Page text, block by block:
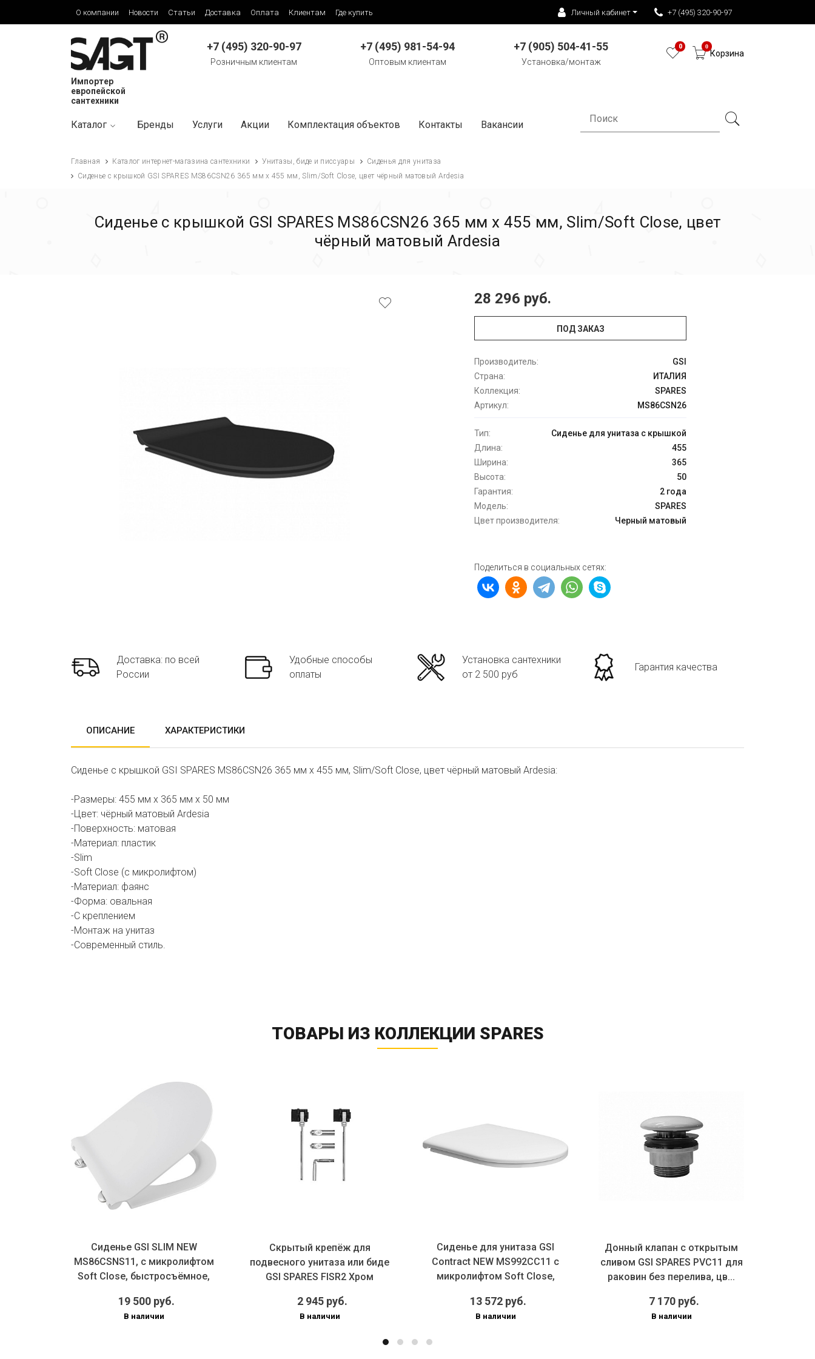
О компании Новости Статьи Доставка Оплата Клиентам Где купить Личный кабинет +7 (495) 320-90-97
Импортер
европейской
сантехники
+7 (495) 320-90-97
Розничным клиентам
+7 (495) 981-54-94
Оптовым клиентам
+7 (905) 504-41-55
Установка/монтаж
0 0
Корзина
Каталог Бренды Услуги Акции Комплектация объектов Контакты Вакансии
Главная Каталог интернет-магазина сантехники Унитазы, биде и писсуары
Сиденья для унитаза
Сиденье с крышкой GSI SPARES MS86CSN26 365 мм х 455 мм, Slim/Soft Close, цвет чёрный матовый Ardesia
Сиденье с крышкой GSI SPARES MS86CSN26 365 мм х 455 мм, Slim/Soft Close, цвет
чёрный матовый Ardesia
28 296 руб.
ПОД ЗАКАЗ
Производитель:
GSI
Страна:
ИТАЛИЯ
Коллекция:
SPARES
Артикул:
MS86CSN26
Тип:
Сиденье для унитаза с крышкой
Длина:
455
Ширина:
365
Высота:
50
Гарантия:
2 года
Модель:
SPARES
Цвет производителя:
Черный матовый
Поделиться в социальных сетях:
Доставка: по всей
России
Удобные способы
оплаты
Установка сантехники
от 2 500 руб
Гарантия качества
ОПИСАНИЕ ХАРАКТЕРИСТИКИ
Сиденье с крышкой GSI SPARES MS86CSN26 365 мм х 455 мм, Slim/Soft Close, цвет чёрный матовый Ardesia:
-Размеры: 455 мм х 365 мм х 50 мм
-Цвет: чёрный матовый Ardesia
-Поверхность: матовая
-Материал: пластик
-Slim
-Soft Close (с микролифтом)
-Материал: фаянс
-Форма: овальная
-С креплением
-Монтаж на унитаз
-Современный стиль.
ТОВАРЫ ИЗ КОЛЛЕКЦИИ SPARES
Сиденье GSI SLIM NEW
MS86CSNS11, с микролифтом
Soft Close, быстросъёмное,
19 500 руб.
В наличии
Скрытый крепёж для
подвесного унитаза или биде
GSI SPARES FISR2 Хром
2 945 руб.
В наличии
Сиденье для унитаза GSI
Contract NEW MS992CC11 с
микролифтом Soft Close,
13 572 руб.
В наличии
Донный клапан с открытым
сливом GSI SPARES PVC11 для
раковин без перелива, цв...
7 170 руб.
В наличии